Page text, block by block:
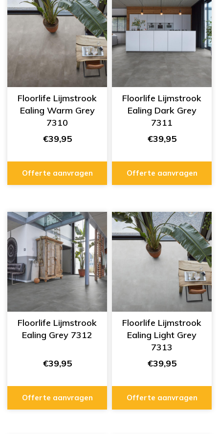
Floorlife Lijmstrook
Ealing Warm Grey
7310
€39,95
Offerte aanvragen
Floorlife Lijmstrook
Ealing Dark Grey
7311
€39,95
Offerte aanvragen
Floorlife Lijmstrook
Ealing Grey 7312
€39,95
Offerte aanvragen
Floorlife Lijmstrook
Ealing Light Grey
7313
€39,95
Offerte aanvragen